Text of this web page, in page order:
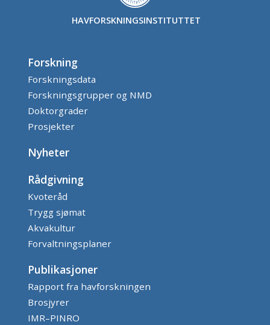
HAVFORSKNINGSINSTITUTTET
Forskning
Forskningsdata
Forskningsgrupper og NMD
Doktorgrader
Prosjekter
Nyheter
Rådgivning
Kvoteråd
Trygg sjømat
Akvakultur
Forvaltningsplaner
Publikasjoner
Rapport fra havforskningen
Brosjyrer
IMR–PINRO